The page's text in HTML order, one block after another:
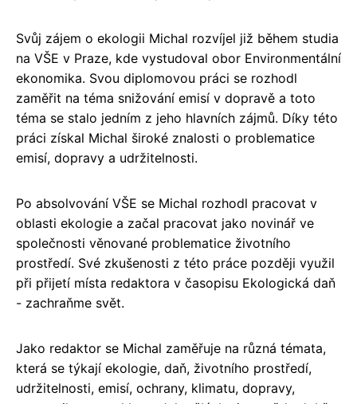
Svůj zájem o ekologii Michal rozvíjel již během studia
na VŠE v Praze, kde vystudoval obor Environmentální
ekonomika. Svou diplomovou práci se rozhodl
zaměřit na téma snižování emisí v dopravě a toto
téma se stalo jedním z jeho hlavních zájmů. Díky této
práci získal Michal široké znalosti o problematice
emisí, dopravy a udržitelnosti.
Po absolvování VŠE se Michal rozhodl pracovat v
oblasti ekologie a začal pracovat jako novinář ve
společnosti věnované problematice životního
prostředí. Své zkušenosti z této práce později využil
při přijetí místa redaktora v časopisu Ekologická daň
- zachraňme svět.
Jako redaktor se Michal zaměřuje na různá témata,
která se týkají ekologie, daň, životního prostředí,
udržitelnosti, emisí, ochrany, klimatu, dopravy,